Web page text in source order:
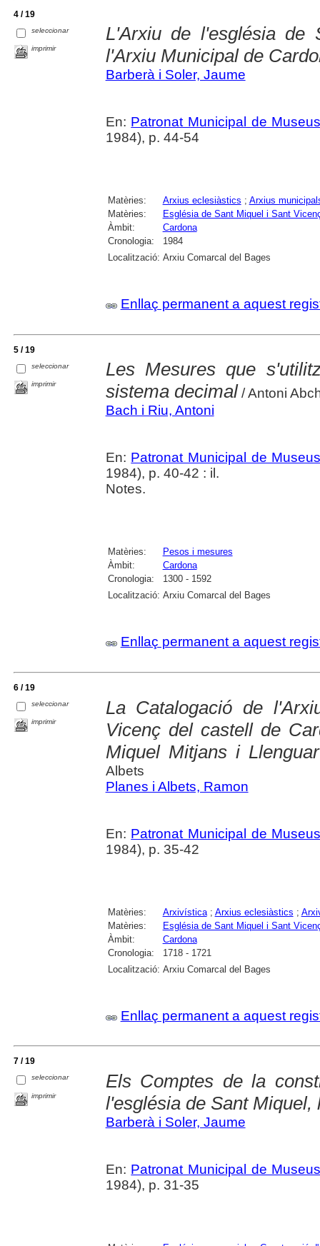
4 / 19
seleccionar
imprimir
L'Arxiu de l'església de
l'Arxiu Municipal de
Barberà i Soler, Jaume
En: Patronat Municipal de
1984), p. 44-54
Matèries: Arxius eclesiàstics ; Arxius
Matèries:
Església de Sant Miquel i Sant
Àmbit:
Cardona
Cronologia:
1984
Localització: Arxiu Comarcal del Bages
Enllaç permanent a aquest
5 / 19
seleccionar
imprimir
Les Mesures que
sistema decimal/ Antoni
Bach i Riu, Antoni
En: Patronat Municipal de
1984), p. 40-42 : il.
Notes.
Matèries:
Pesos i mesures
Àmbit:
Cardona
Cronologia:
1300 - 1592
Localització: Arxiu Comarcal del Bages
Enllaç permanent a aquest
6 / 19
seleccionar
imprimir
La Catalogació de
Vicenç del castell de
Miquel Mitjans i
Albets
Planes i Albets, Ramon
En: Patronat Municipal de
1984), p. 35-42
Matèries: Arxivística; Arxius eclesiàstics ;
Matèries:
Església de Sant Miquel i Sant
Àmbit:
Cardona
Cronologia:
1718 - 1721
Localització: Arxiu Comarcal del Bages
Enllaç permanent a aquest
7 / 19
seleccionar
imprimir
Els Comptes de la
l'església de Sant Miquel,
Barberà i Soler, Jaume
En: Patronat Municipal de
1984), p. 31-35